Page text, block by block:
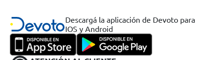
Descargá la aplicación de Devoto para
IOS y Android